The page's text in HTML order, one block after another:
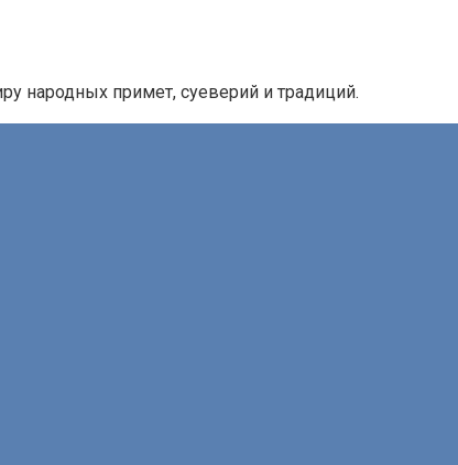
народных примет, суеверий и традиций.